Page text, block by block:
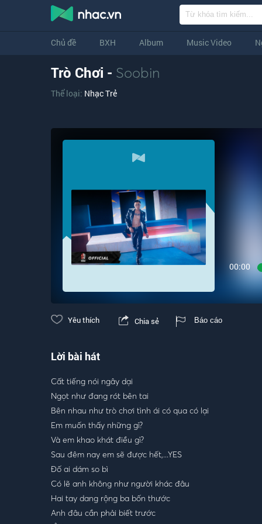
Chủ đề BXH Album Music Video
Trò Chơi - Soobin
Thể loại: Nhạc Trẻ
00:00
Yêu thích Chia sẻ Báo cáo
Lời bài hát
Cất tiếng nói ngây dại
Ngọt như đang rót bên tai
Bên nhau như trò chơi tình ái có qua có lại
Em muốn thấy những gì?
Và em khao khát điều gì?
Sau đêm nay em sẽ được hết,...YES
Đố ai dám so bì
Có lẽ anh không như người khác đâu
Hai tay dang rộng ba bốn thước
Anh đâu cần phải biết trước